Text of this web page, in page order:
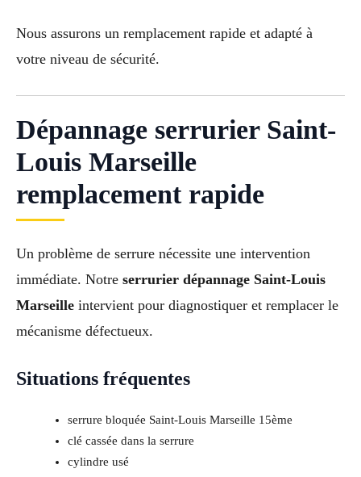
Nous assurons un remplacement rapide et adapté à
votre niveau de sécurité.
Dépannage serrurier Saint-
Louis Marseille
remplacement rapide
Un problème de serrure nécessite une intervention
immédiate. Notre serrurier dépannage Saint-Louis
Marseille intervient pour diagnostiquer et remplacer le
mécanisme défectueux.
Situations fréquentes
serrure bloquée Saint-Louis Marseille 15ème
clé cassée dans la serrure
cylindre usé